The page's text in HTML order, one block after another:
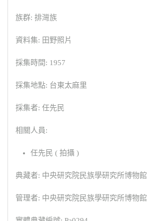
族群: 排灣族
資料集: 田野照片
採集時間: 1957
採集地點: 台東太麻里
採集者: 任先民
相關人員:
任先民 ( 拍攝 )
典藏者: 中央研究院民族學研究所博物館
管理者: 中央研究院民族學研究所博物館